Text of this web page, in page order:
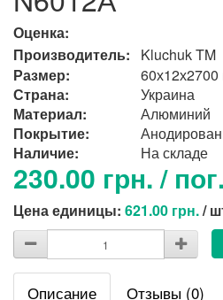
Оценка:
Производитель:
Kluchuk TM
Размер:
Страна:
Украина
Материал:
Алюминий
Покрытие:
Наличие:
На складе
230.00 грн. /
Цена единицы: 621.00 грн./
Описание Отзывы (0)